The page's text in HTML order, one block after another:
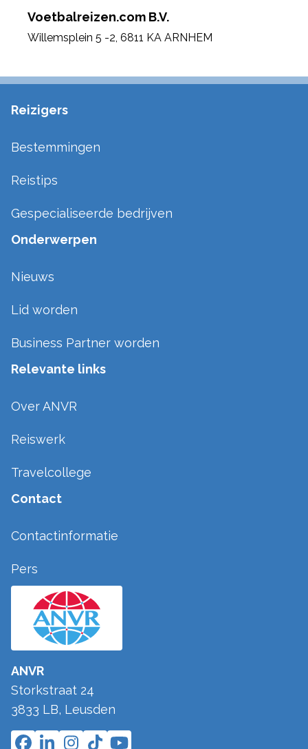
Voetbalreizen.com B.V.
Willemsplein 5 -2, 6811 KA ARNHEM
ANVR
Storkstraat 24
3833 LB, Leusden
Reizigers
Bestemmingen
Reistips
Gespecialiseerde bedrijven
Onderwerpen
Nieuws
Lid worden
Business Partner worden
Relevante links
Over ANVR
Reiswerk
Travelcollege
Contact
Contactinformatie
Pers